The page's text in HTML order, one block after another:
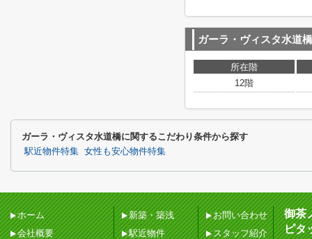
ガーラ・ヴィスタ水道橋
所在階
12階
ガーラ・ヴィスタ水道橋に関するこだわり条件から探す
駅近物件特集 女性も安心物件特集
ホーム
会社概要
新築・築浅
駅近物件
お問い合わせ
スタッフ紹介
御茶
ピタ